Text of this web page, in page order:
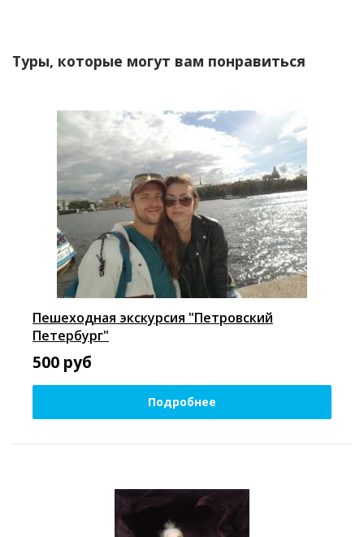
Туры, которые могут вам понравиться
Пешеходная экскурсия "Петровский
Петербург"
500 руб
Подробнее